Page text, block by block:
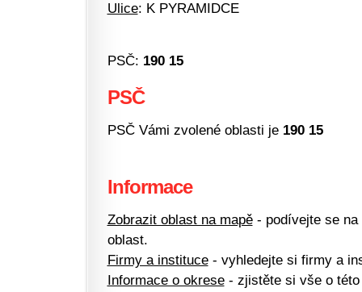
Ulice: K PYRAMIDCE
PSČ: 190 15
PSČ
PSČ Vámi zvolené oblasti je 190 15
Informace
Zobrazit oblast na mapě- podívejte se na
oblast.
Firmy a instituce- vyhledejte si firmy a
Informace o okrese- zjistěte si vše o této